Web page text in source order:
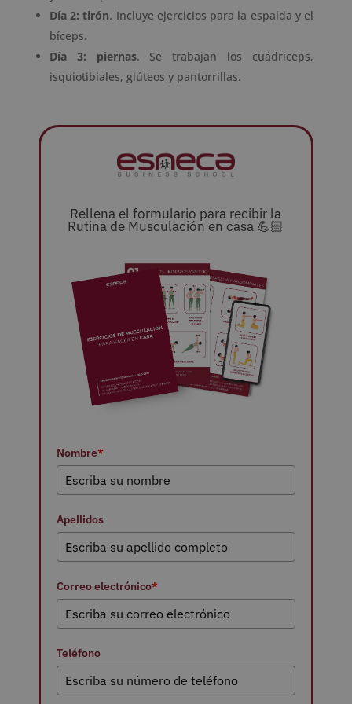
Día 2: tirón. Incluye ejercicios para la espalda y el
bíceps.
Día 3: piernas. Se trabajan los cuádriceps,
isquiotibiales, glúteos y pantorrillas.
Rellena el formulario para recibir la
Rutina de Musculación en casa 💪🏻
Nombre*
Apellidos
Correo electrónico*
Teléfono